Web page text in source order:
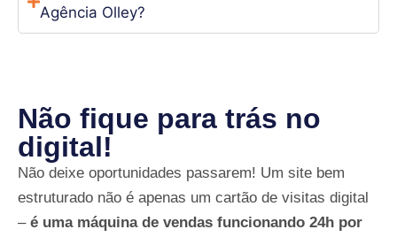
Agência Olley?
Não fique para trás no
digital!
Não deixe oportunidades passarem! Um site bem
estruturado não é apenas um cartão de visitas digital
– é uma máquina de vendas funcionando 24h por